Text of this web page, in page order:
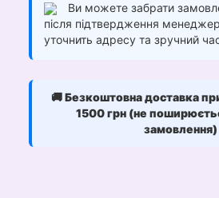
Ви можете забрати
після підтвердження
уточнить адресу та зручний
🚚Безкоштовна доставка
1500 грн (не
замовлення)